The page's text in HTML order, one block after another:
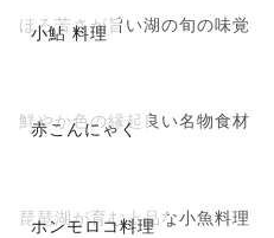
小鮎 料理
ほろ苦さが旨い湖の旬の味覚
赤こんにゃく
鮮やか色の縁起良い名物食材
ホンモロコ料理
琵琶湖が育む上品な小魚料理